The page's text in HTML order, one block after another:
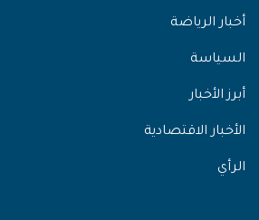
أخبار الرياضة
السياسة
أبرز الأخبار
الأخبار الاقتصادية
الرأي